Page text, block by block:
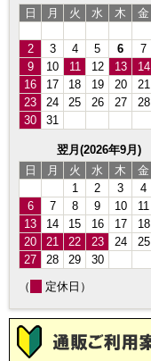
日
月 火 水 木 金
2
3 4 5 6 7
9
10 11 12 13 14
16
17 18 19 20 21
23
24 25 26 27 28
30
31
翌月(2026年9月)
日
月 火 水 木 金
1
2 3 4
6
7 8 9 10 11
13
14 15 16 17 18
20
21 22 23 24 25
27
28 29
30
（
定休日）